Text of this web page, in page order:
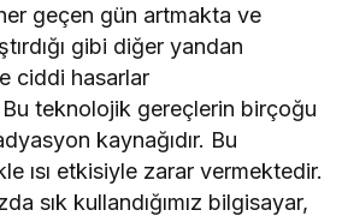
geçen gün artmakta ve
gibi diğer yandan
ciddi hasarlar
teknolojik gereçlerin birçoğu
kaynağıdır. Bu
ısı etkisiyle zarar vermektedir.
sık kullandığımız bilgisayar,